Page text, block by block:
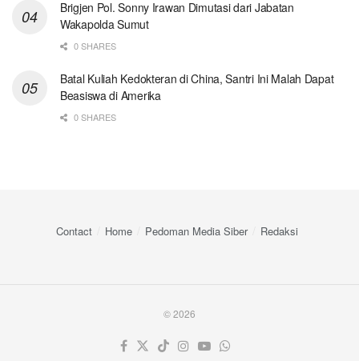
Brigjen Pol. Sonny Irawan Dimutasi dari Jabatan
Wakapolda Sumut
0 SHARES
Batal Kuliah Kedokteran di China, Santri Ini Malah Dapat
Beasiswa di Amerika
0 SHARES
Contact Home Pedoman Media Siber Redaksi
© 2026